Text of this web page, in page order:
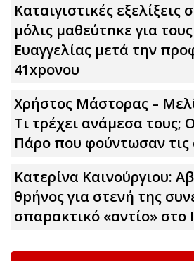
Καταιγιστικές εξελίξεις
μόλις μαθεύτnκε για τους
Ευαγγελίας μετά την
41xpονου
Χρήστος Μάστορας –
Τι τρέχει ανάμεσα τους;
Πάρο που φούντωσαν τις
Κατερίνα Καινούργιου:
θpήνος για στενή της
σπαpακτικό «αντίο»